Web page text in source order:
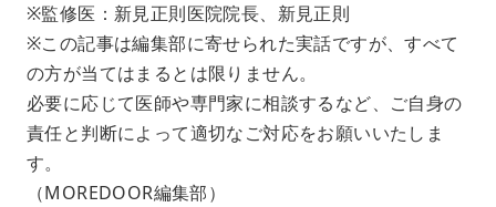
※監修医：新見正則医院院長、新見正則
※この記事は編集部に寄せられた実話ですが、すべて
の方が当てはまるとは限りません。
必要に応じて医師や専門家に相談するなど、ご自身の
責任と判断によって適切なご対応をお願いいたしま
す。
（MOREDOOR編集部）